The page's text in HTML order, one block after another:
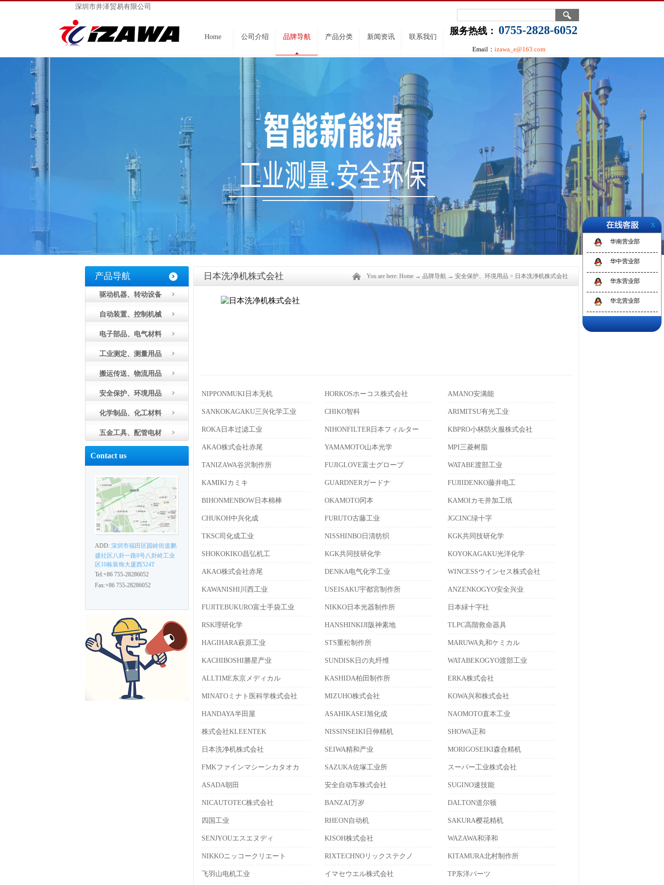
深圳市井泽贸易有限公司
服务热线： 0755-2828-6052
Email： izawa_e@163.com
Home 公司介绍 品牌导航 产品分类 新闻资讯 联系我们
1
产品导航
驱动机器、转动设备
自动装置、控制机械
电子部品、电气材料
工业测定、测量用品
搬运传送、物流用品
安全保护、环境用品
化学制品、化工材料
五金工具、配管电材
Contact us
ADD: 深圳市福田区园岭街道鹏
盛社区八卦一路8号八卦岭工业
区10栋装饰大厦西524T
Tel:+86 755-28286052
Fax:+86 755-28286052
日本洗净机株式会社 You are here: Home → 品牌导航 → 安全保护、环境用品 > 日本洗净机株式会社
NIPPONMUKI日本无机 HORKOSホーコス株式会社 AMANO安满能
SANKOKAGAKU三兴化学工业 CHIKO智科 ARIMITSU有光工业
ROKA日本过滤工业 NIHONFILTER日本フィルター KBPRO小林防火服株式会社
AKAO株式会社赤尾 YAMAMOTO山本光学 MPI三菱树脂
TANIZAWA谷沢制作所 FUJIGLOVE富士グローブ WATABE渡部工业
KAMIKIカミキ GUARDNERガードナ FUJIIDENKO藤井电工
BIHONMENBOW日本棉棒 OKAMOTO冈本 KAMOIカモ井加工纸
CHUKOH中兴化成 FURUTO古藤工业 JGCINC绿十字
TKSC司化成工业 NISSHINBO日清纺织 KGK共同技研化学
SHOKOKIKO昌弘机工 KGK共同技研化学 KOYOKAGAKU光洋化学
AKAO株式会社赤尾 DENKA电气化学工业 WINCESSウインセス株式会社
KAWANISHI川西工业 USEISAKU宇都宮制作所 ANZENKOGYO安全兴业
FUJITEBUKURO富士手袋工业 NIKKO日本光器制作所 日本緑十字社
RSK理研化学 HANSHINKIJI阪神素地 TLPC高階救命器具
HAGIHARA萩原工业 STS重松制作所 MARUWA丸和ケミカル
KACHIBOSHI勝星产业 SUNDISK日の丸纤维 WATABEKOGYO渡部工业
ALLTIME东京メディカル KASHIDA柏田制作所 ERKA株式会社
MINATOミナト医科学株式会社 MIZUHO株式会社 KOWA兴和株式会社
HANDAYA半田屋 ASAHIKASEI旭化成 NAOMOTO直本工业
株式会社KLEENTEK NISSINSEIKI日伸精机 SHOWA正和
日本洗净机株式会社 SEIWA精和产业 MORIGOSEIKI森合精机
FMKファインマシーンカタオカ SAZUKA佐塚工业所 スーパー工业株式会社
ASADA朝田 安全自动车株式会社 SUGINO速技能
NICAUTOTEC株式会社 BANZAI万岁 DALTON道尔顿
四国工业 RHEON自动机 SAKURA樱花精机
SENJYOUエスエヌディ KISOH株式会社 WAZAWA和泽和
NIKKOニッコークリエート RIXTECHNOリックステクノ KITAMURA北村制作所
飞羽山电机工业 イマセウエル株式会社 TP东洋パーツ
X
华南营业部
华中营业部
华东营业部
华北营业部